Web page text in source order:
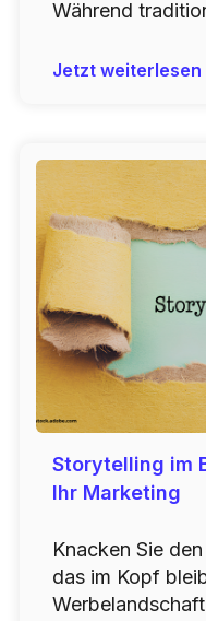
Während
Jetzt weiterlesen
Storytelling im
Ihr Marketing
Knacken Sie
das im Kopf